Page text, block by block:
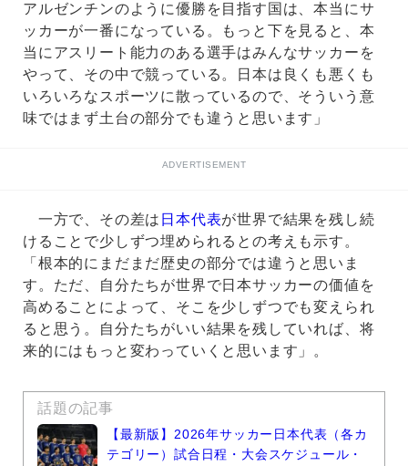
アルゼンチンのように優勝を目指す国は、本当にサ
ッカーが一番になっている。もっと下を見ると、本
当にアスリート能力のある選手はみんなサッカーを
やって、その中で競っている。日本は良くも悪くも
いろいろなスポーツに散っているので、そういう意
味ではまず土台の部分でも違うと思います」
ADVERTISEMENT
一方で、その差は 日本代表が世界で結果を残し続
けることで少しずつ埋められるとの考えも示す。
「根本的にまだまだ歴史の部分では違うと思いま
す。ただ、自分たちが世界で日本サッカーの価値を
高めることによって、そこを少しずつでも変えられ
ると思う。自分たちがいい結果を残していれば、将
来的にはもっと変わっていくと思います」。
話題の記事
【最新版】2026年サッカー日本代表（各カ
テゴリー）試合日程・大会スケジュール・